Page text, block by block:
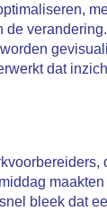
de
dat
bleek dat